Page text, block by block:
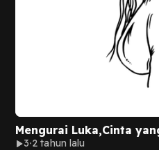
Mengurai Luka,Cinta
3 2 tahun lalu